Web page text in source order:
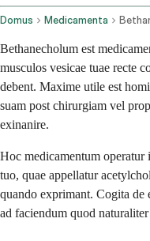
Domus Medicamenta
Bethanecholum est
musculos vesicae tuae recte
debent. Maxime utile est
suam post chirurgiam vel
exinanire.
Hoc medicamentum operatur
tuo, quae appellatur
quando exprimant. Cogita de
ad faciendum quod naturaliter